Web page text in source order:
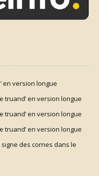
en version longue
truand’ en version longue
truand’ en version longue
truand’ en version longue
signe des cornes dans le